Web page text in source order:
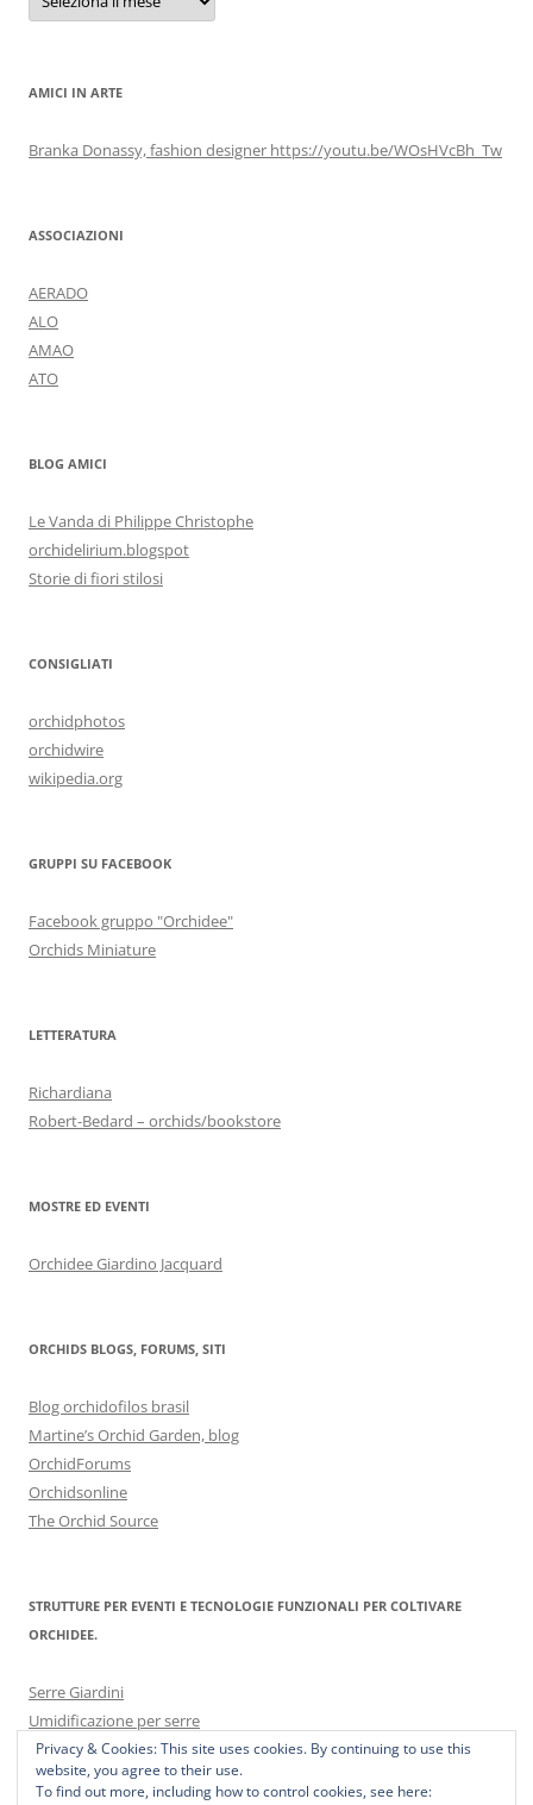
AMICI IN ARTE
Branka Donassy, fashion designer https://youtu.be/WOsHVcBh_Tw
ASSOCIAZIONI
AERADO
ALO
AMAO
ATO
BLOG AMICI
Le Vanda di Philippe Christophe
orchidelirium.blogspot
Storie di fiori stilosi
CONSIGLIATI
orchidphotos
orchidwire
wikipedia.org
GRUPPI SU FACEBOOK
Facebook gruppo "Orchidee"
Orchids Miniature
LETTERATURA
Richardiana
Robert-Bedard – orchids/bookstore
MOSTRE ED EVENTI
Orchidee Giardino Jacquard
ORCHIDS BLOGS, FORUMS, SITI
Blog orchidofilos brasil
Martine’s Orchid Garden, blog
OrchidForums
Orchidsonline
The Orchid Source
STRUTTURE PER EVENTI E TECNOLOGIE FUNZIONALI PER COLTIVARE
ORCHIDEE.
Serre Giardini
Umidificazione per serre
Privacy & Cookies: This site uses cookies. By continuing to use this
website, you agree to their use.
To find out more, including how to control cookies, see here: